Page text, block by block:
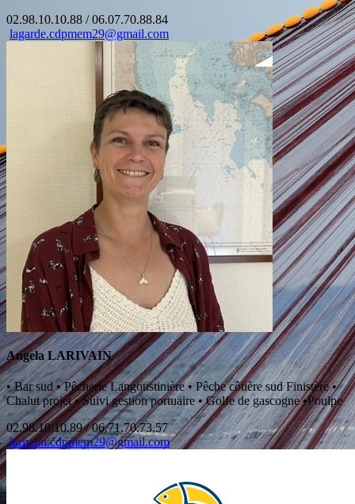
02.98.10.10.88 / 06.07.70.88.84
lagarde.cdpmem29@gmail.com
Angela LARIVAIN
•Bar sud•Pêcherie Langoustinière•Pêche côtière sud Finistère•
Chalut projet•Suivi gestion portuaire•Golfe de gascogne•Poulpe
02.98.10.10.89 / 06.71.70.73.57
larivain.cdpmem29@gmail.com